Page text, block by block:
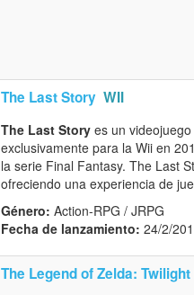
The Last Story WII
The Last Story es un
exclusivamente para la Wii en
la serie Final Fantasy. The Last
ofreciendo una experiencia de
Género: Action-RPG / JRPG
Fecha de lanzamiento: 24/2/
The Legend of Zelda: